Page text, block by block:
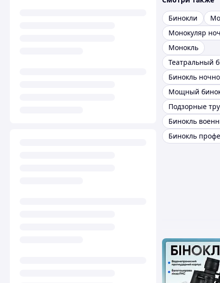
Бинокли
Монокль
Театральный
Мощный
Подзорные
Бинокль